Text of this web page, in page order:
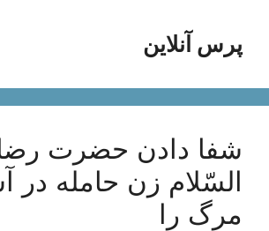
محتواپرس آنلاین
شفا دادن حضرت رضا
السّلام زن حامله در
مرگ را